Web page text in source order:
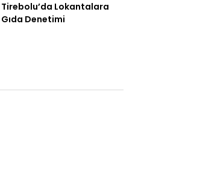
Tirebolu’da Lokantalara
Gıda Denetimi